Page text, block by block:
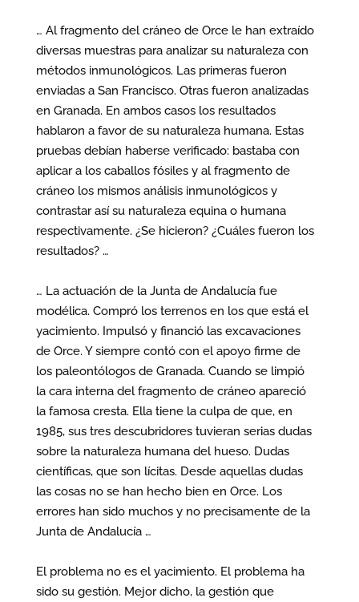
… Al fragmento del cráneo de Orce le han extraído
diversas muestras para analizar su naturaleza con
métodos inmunológicos. Las primeras fueron
enviadas a San Francisco. Otras fueron analizadas
en Granada. En ambos casos los resultados
hablaron a favor de su naturaleza humana. Estas
pruebas debían haberse verificado: bastaba con
aplicar a los caballos fósiles y al fragmento de
cráneo los mismos análisis inmunológicos y
contrastar así su naturaleza equina o humana
respectivamente. ¿Se hicieron? ¿Cuáles fueron los
resultados? …
… La actuación de la Junta de Andalucía fue
modélica. Compró los terrenos en los que está el
yacimiento. Impulsó y financió las excavaciones
de Orce. Y siempre contó con el apoyo firme de
los paleontólogos de Granada. Cuando se limpió
la cara interna del fragmento de cráneo apareció
la famosa cresta. Ella tiene la culpa de que, en
1985, sus tres descubridores tuvieran serias dudas
sobre la naturaleza humana del hueso. Dudas
científicas, que son lícitas. Desde aquellas dudas
las cosas no se han hecho bien en Orce. Los
errores han sido muchos y no precisamente de la
Junta de Andalucía …
El problema no es el yacimiento. El problema ha
sido su gestión. Mejor dicho, la gestión que